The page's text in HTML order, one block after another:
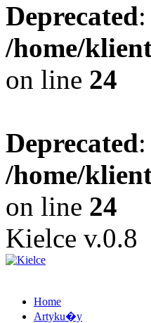
Deprecated
/home/
on line 24
Deprecated
/home/
on line 24
Kielce v.0.8
Home
Artyku�y